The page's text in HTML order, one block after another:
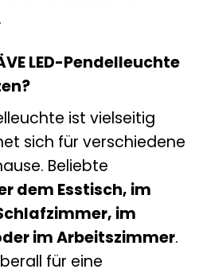
LED-Pendelleuchte
ist vielseitig
sich für verschiedene
Beliebte
dem Esstisch, im
im
im Arbeitszimmer.
für eine